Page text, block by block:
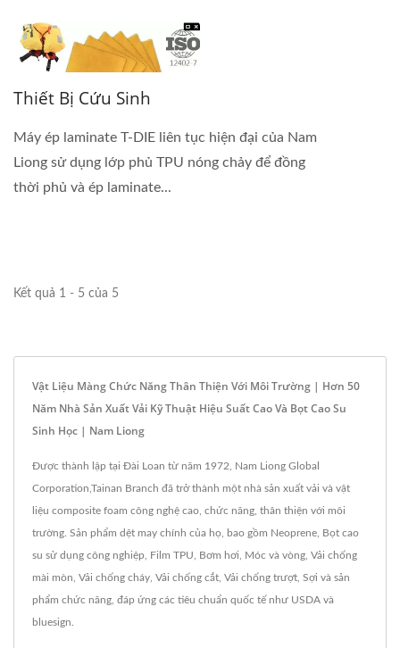
Thiết Bị Cứu Sinh
Máy ép laminate T-DIE liên tục hiện đại của Nam
Liong sử dụng lớp phủ TPU nóng chảy để đồng
thời phủ và ép laminate...
Kết quả 1 - 5 của 5
Vật Liệu Màng Chức Năng Thân Thiện Với Môi Trường | Hơn 50
Năm Nhà Sản Xuất Vải Kỹ Thuật Hiệu Suất Cao Và Bọt Cao Su
Sinh Học | Nam Liong
Được thành lập tại Đài Loan từ năm 1972, Nam Liong Global
Corporation,Tainan Branch đã trở thành một nhà sản xuất vải và vật
liệu composite foam công nghệ cao, chức năng, thân thiện với môi
trường. Sản phẩm dệt may chính của họ, bao gồm Neoprene, Bọt cao
su sử dụng công nghiệp, Film TPU, Bơm hơi, Móc và vòng, Vải chống
mài mòn, Vải chống cháy, Vải chống cắt, Vải chống trượt, Sợi và sản
phẩm chức năng, đáp ứng các tiêu chuẩn quốc tế như USDA và
bluesign.